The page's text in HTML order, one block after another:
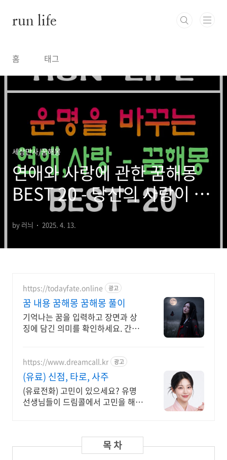
run life
홈 태그
세상만사/꿈해몽
연애와 사랑에 관한 꿈해몽
BEST 20 - 당신의 사랑이 꿈
에서 말하는 것
by 러늬 2025. 4. 13.
https://todayfate.online 광고
꿈 내용 꿈해몽 꿈해몽 풀이
기억나는 꿈을 입력하고 장면과 상
징에 담긴 의미를 확인하세요. 간밤
https://www.dreamcall.kr 광고
(유료) 신점, 타로, 사주
(유료전화) 고민이 있으세요? 유명
선생님들이 드림콜에서 고민을 해결